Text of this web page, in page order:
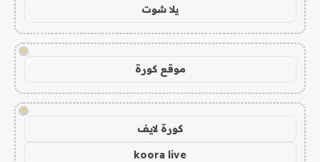
يلا شوت
!
موقع كورة
!
كورة لايف
koora live